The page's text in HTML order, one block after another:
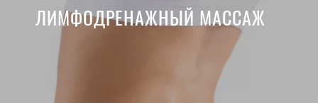
ЛИМФОДРЕНАЖНЫЙ МАССАЖ